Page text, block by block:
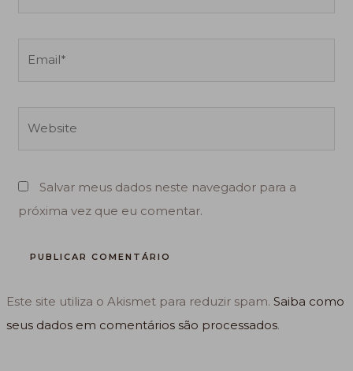
Salvar meus dados neste navegador para a
próxima vez que eu comentar.
Este site utiliza o Akismet para reduzir spam.Saiba como
seus dados em comentários são processados.